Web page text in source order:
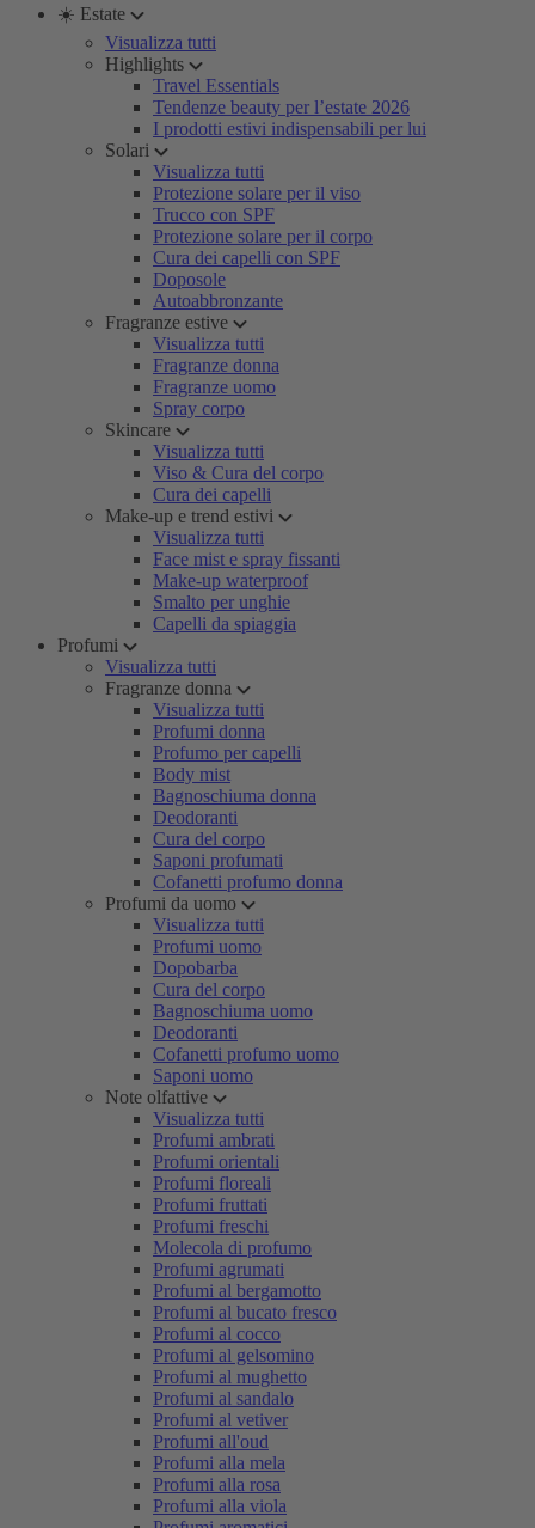
☀️ Estate
Visualizza tutti
Highlights
Travel Essentials
Tendenze beauty per l’estate 2026
I prodotti estivi indispensabili per lui
Solari
Visualizza tutti
Protezione solare per il viso
Trucco con SPF
Protezione solare per il corpo
Cura dei capelli con SPF
Doposole
Autoabbronzante
Fragranze estive
Visualizza tutti
Fragranze donna
Fragranze uomo
Spray corpo
Skincare
Visualizza tutti
Viso & Cura del corpo
Cura dei capelli
Make-up e trend estivi
Visualizza tutti
Face mist e spray fissanti
Make-up waterproof
Smalto per unghie
Capelli da spiaggia
Profumi
Visualizza tutti
Fragranze donna
Visualizza tutti
Profumi donna
Profumo per capelli
Body mist
Bagnoschiuma donna
Deodoranti
Cura del corpo
Saponi profumati
Cofanetti profumo donna
Profumi da uomo
Visualizza tutti
Profumi uomo
Dopobarba
Cura del corpo
Bagnoschiuma uomo
Deodoranti
Cofanetti profumo uomo
Saponi uomo
Note olfattive
Visualizza tutti
Profumi ambrati
Profumi orientali
Profumi floreali
Profumi fruttati
Profumi freschi
Molecola di profumo
Profumi agrumati
Profumi al bergamotto
Profumi al bucato fresco
Profumi al cocco
Profumi al gelsomino
Profumi al mughetto
Profumi al sandalo
Profumi al vetiver
Profumi all'oud
Profumi alla mela
Profumi alla rosa
Profumi alla viola